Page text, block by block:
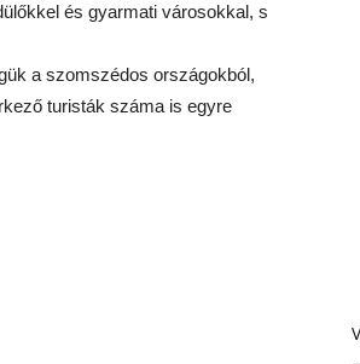
és gyarmati városokkal, s
a szomszédos országokból,
turisták száma is egyre